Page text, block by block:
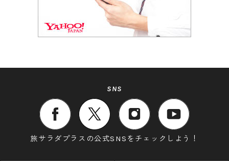
SNS
旅サラダプラスの公式SNSをチェックしよう！